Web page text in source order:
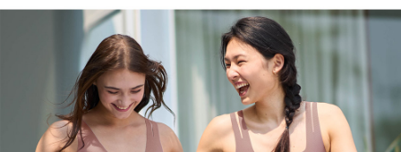
【注意事項】
1.本服務係由「台灣大哥大股份有限公司」（以下簡稱本公司）所提供，讓
用戶於交易時，得透過本服務購買商品或服務，並由商店將買賣／分期付款
買賣價金債權讓與本公司後，依約使用本公司帳單繳交帳款。
2.基於同意付款使用「大哥付你分期」之契約關係目的，商店將以您的個人
資料（包含姓名、電話或地址）提供予台灣大哥大進項蒐集、處理及利用，
由本公司與您本人進行分期帳單所需資料之確認、核對及更正。
3.完整用戶服務條款，請詳閱以下連結：https://oppay.tw/userRule
２．訂單成立數日內，您將收到繳費通知簡訊。
３．收到繳費通知簡訊後14天內，點擊此簡訊中的連結，可透過四大超商／
ATM／網路銀行／等多元方式進行付款，方視為交易完成。
※ 請注意：結帳手續完成當下不需立刻繳費，但若您需要取消訂單，請聯絡
購買商品的店家。未經商家同意取消之訂單仍視為有效，需透過AFTEE先享
後付繳納相關費用。
※ 交易是否成功請以「AFTEE先享後付 」之結帳頁面顯示為準，若有關於
是否繳費成功／繳費後需取消欲退款等相關疑問，請聯繫「AFTEE先享後付
客戶支援中心」https://netprotections.freshdesk.com/support/home
每筆NT$45，滿NT$2,000(含以上)免運費
萊爾富取貨付款
每筆NT$45，滿NT$2,000(含以上)免運費
付款後萊爾富取貨
每筆NT$45，滿NT$2,000(含以上)免運費